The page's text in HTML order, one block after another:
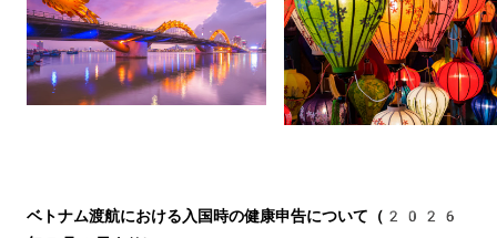
ベトナム渡航における入国時の健康申告について（2026